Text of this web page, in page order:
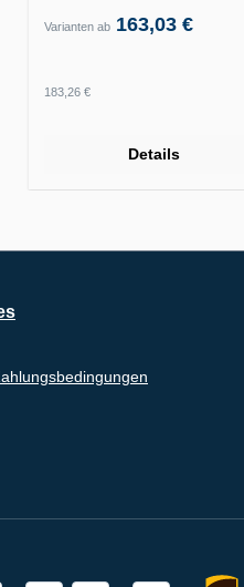
Varianten ab 163,03 €
Regulärer Preis:
183,26 €
Details